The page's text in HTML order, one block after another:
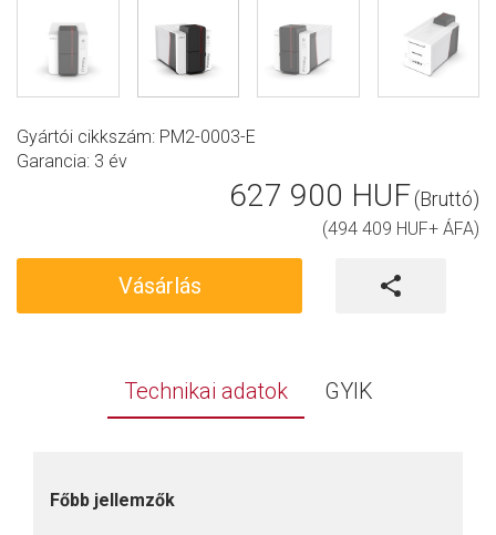
Gyártói cikkszám: PM2-0003-E
Garancia: 3 év
627 900 HUF(Bruttó)
(494 409 HUF+ ÁFA)
Vásárlás
Technikai adatok GYIK
Főbb jellemzők